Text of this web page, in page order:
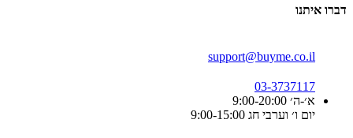
דברו איתנו
support@buyme.co.il
03-3737117
א׳-ה׳ 9:00-20:00
יום ו׳ וערבי חג 9:00-15:00